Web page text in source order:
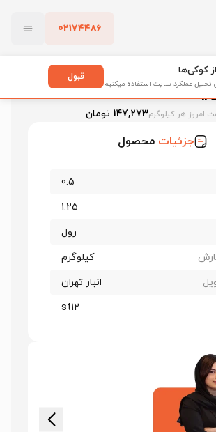
02174486
پاک کردن
ورق روغنی فولاد مبارکه st12 ضخامت 0.5
امروز هر کیلوگرم147,273 تومان
جزئیات محصول
0.5
1.25
رول
کیلوگرم
انبار تهران
st12
کوکی‌ها
تحلیل عملکرد سایت استفاده میکنیم
قبول